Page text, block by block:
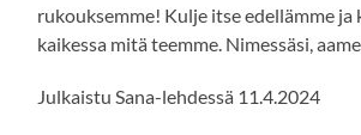
rukouksemme! Kulje itse edellämme ja
kaikessa mitä teemme. Nimessäsi,
Julkaistu Sana-lehdessä 11.4.2024